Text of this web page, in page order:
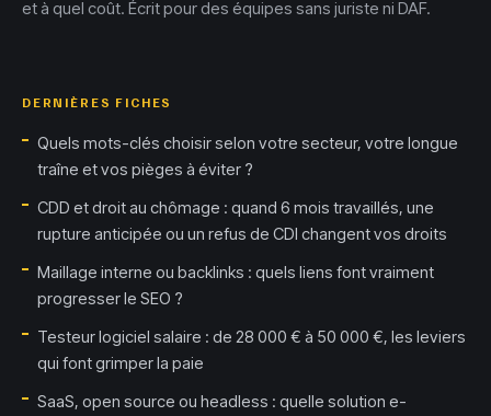
et à quel coût. Écrit pour des équipes sans juriste ni DAF.
DERNIÈRES FICHES
Quels mots-clés choisir selon votre secteur, votre longue
traîne et vos pièges à éviter ?
CDD et droit au chômage : quand 6 mois travaillés, une
rupture anticipée ou un refus de CDI changent vos droits
Maillage interne ou backlinks : quels liens font vraiment
progresser le SEO ?
Testeur logiciel salaire : de 28 000 € à 50 000 €, les leviers
qui font grimper la paie
SaaS, open source ou headless : quelle solution e-